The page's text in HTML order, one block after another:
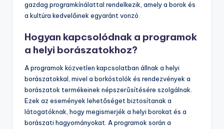
gazdag programkínálattal rendelkezik, amely a borok és
a kultúra kedvelőinek egyaránt vonzó.
Hogyan kapcsolódnak a programok
a helyi borászatokhoz?
A programok közvetlen kapcsolatban állnak a helyi
borászatokkal, mivel a borkóstolók és rendezvények a
borászatok termékeinek népszerűsítésére szolgálnak.
Ezek az események lehetőséget biztosítanak a
látogatóknak, hogy megismerjék a helyi borokat és a
borászati hagyományokat. A programok során a